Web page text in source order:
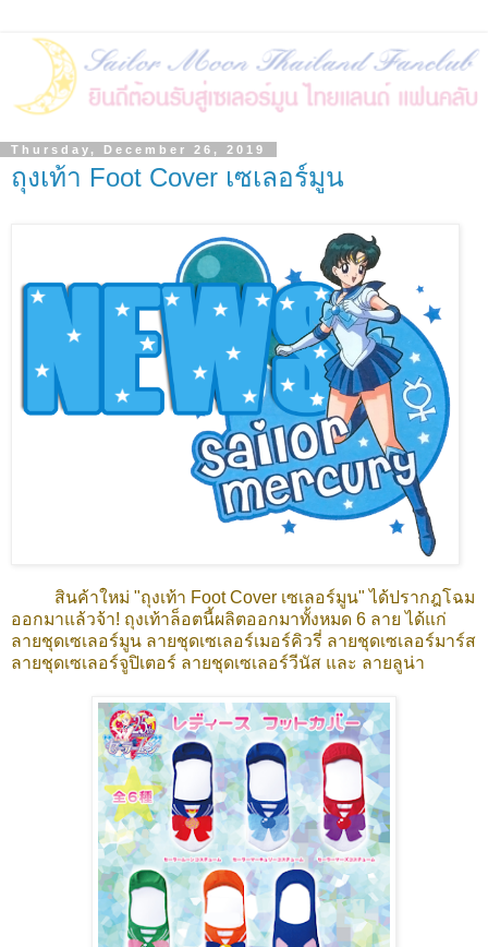
Thursday, December 26, 2019
ถุงเท้า Foot Cover เซเลอร์มูน
สินค้าใหม่ "ถุงเท้า Foot Cover เซเลอร์มูน" ได้ปรากฎโฉม
ออกมาแล้วจ้า! ถุงเท้าล็อตนี้ผลิตออกมาทั้งหมด 6 ลาย ได้แก่
ลายชุดเซเลอร์มูน ลายชุดเซเลอร์เมอร์คิวรี่ ลายชุดเซเลอร์มาร์ส
ลายชุดเซเลอร์จูปิเตอร์ ลายชุดเซเลอร์วีนัส และ ลายลูน่า